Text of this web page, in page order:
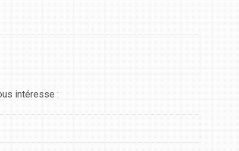
intéresse :